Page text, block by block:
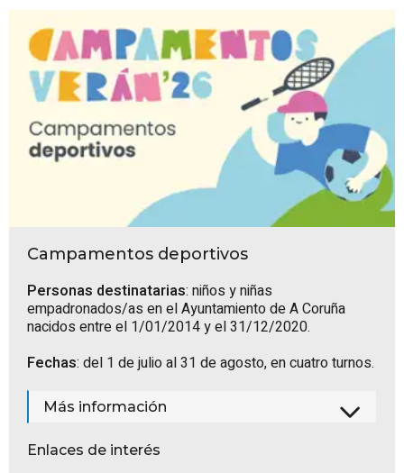
Campamentos deportivos
Personas destinatarias: niños y niñas
empadronados/as en el Ayuntamiento de A Coruña
nacidos entre el 1/01/2014 y el 31/12/2020.
Fechas: del 1 de julio al 31 de agosto, en cuatro turnos.
Más información
Enlaces de interés